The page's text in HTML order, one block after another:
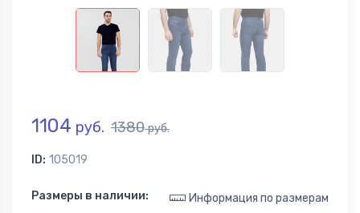
1104 руб. 1380руб.
ID: 105019
Размеры в наличии: Информация по размерам